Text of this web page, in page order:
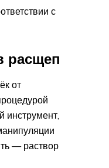
с
расщеп
от
инструмент,
— раствор